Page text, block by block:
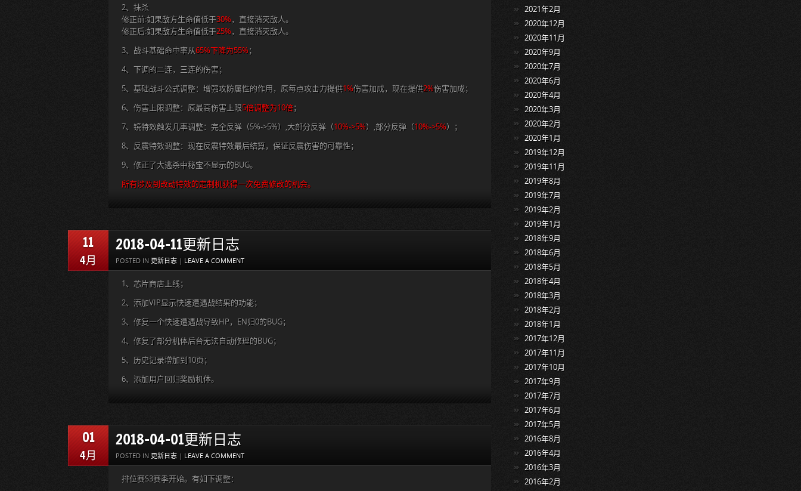
2、抹杀
修正前:如果敌方生命值低于30%，直接消灭敌人。
修正后:如果敌方生命值低于25%，直接消灭敌人。
3、战斗基础命中率从65%下降为55%；
4、下调的二连，三连的伤害；
5、基础战斗公式调整：增强攻防属性的作用，原每点攻击力提供1%伤害加成，现在提供2%伤害加成；
6、伤害上限调整：原最高伤害上限5倍调整为10倍；
7、镜特效触发几率调整：完全反弹（5%->5%）,大部分反弹（10%->5%）,部分反弹（10%->5%）；
8、反震特效调整：现在反震特效最后结算，保证反震伤害的可靠性；
9、修正了大逃杀中秘宝不显示的BUG。
所有涉及到改动特效的定制机获得一次免费修改的机会。
11
4月
2018-04-11更新日志
POSTED IN 更新日志 | LEAVE A COMMENT
1、芯片商店上线；
2、添加VIP显示快速遭遇战结果的功能；
3、修复一个快速遭遇战导致HP，EN归0的BUG；
4、修复了部分机体后台无法自动修理的BUG；
5、历史记录增加到10页；
6、添加用户回归奖励机体。
01
4月
2018-04-01更新日志
POSTED IN 更新日志 | LEAVE A COMMENT
排位赛S3赛季开始。有如下调整：
2021年2月
2020年12月
2020年11月
2020年9月
2020年7月
2020年6月
2020年4月
2020年3月
2020年2月
2020年1月
2019年12月
2019年11月
2019年8月
2019年7月
2019年2月
2019年1月
2018年9月
2018年6月
2018年5月
2018年4月
2018年3月
2018年2月
2018年1月
2017年12月
2017年11月
2017年10月
2017年9月
2017年7月
2017年6月
2017年5月
2016年8月
2016年4月
2016年3月
2016年2月